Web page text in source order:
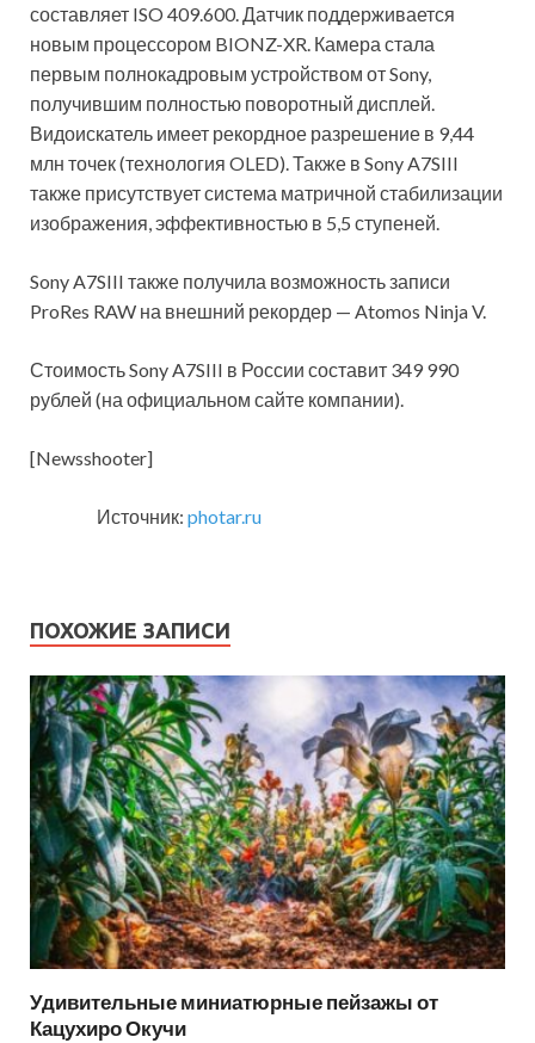
составляет ISO 409.600. Датчик поддерживается
новым процессором BIONZ-XR. Камера стала
первым полнокадровым устройством от Sony,
получившим полностью поворотный дисплей.
Видоискатель имеет рекордное разрешение в 9,44
млн точек (технология OLED). Также в Sony A7SIII
также присутствует система матричной стабилизации
изображения, эффективностью в 5,5 ступеней.
Sony A7SIII также получила возможность записи
ProRes RAW на внешний рекордер — Atomos Ninja V.
Стоимость Sony A7SIII в России составит 349 990
рублей (на официальном сайте компании).
[Newsshooter]
Источник: photar.ru
ПОХОЖИЕ ЗАПИСИ
Удивительные миниатюрные пейзажы от
Кацухиро Окучи